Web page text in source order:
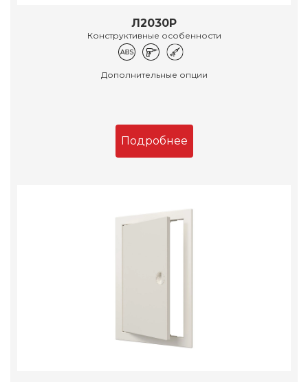
Л2030Р
Конструктивные особенности
Дополнительные опции
Подробнее